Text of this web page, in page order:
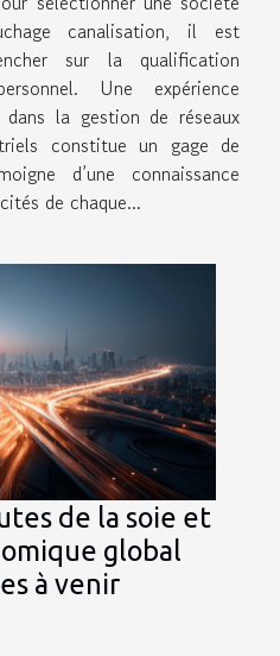
canalisation, il est
sur la qualification
Une expérience
dans la gestion de réseaux
constitue un gage de
d’une connaissance
de chaque...
de la soie et
global
à venir